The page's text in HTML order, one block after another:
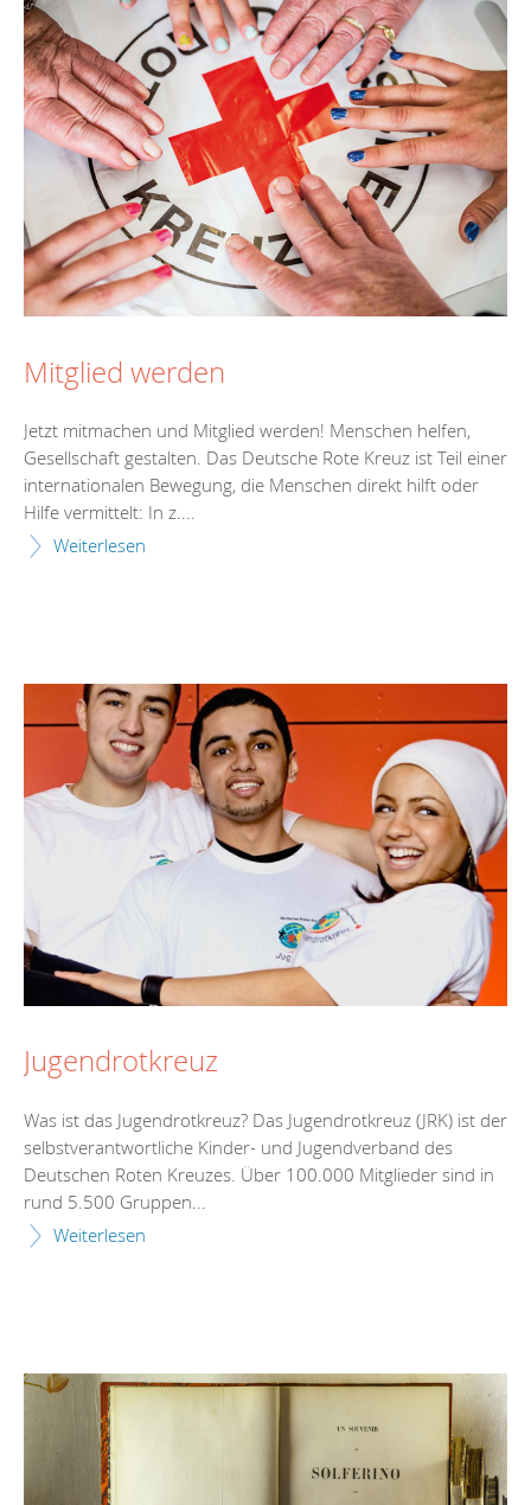
Mitglied werden
Jetzt mitmachen und Mitglied werden! Menschen helfen,
Gesellschaft gestalten. Das Deutsche Rote Kreuz ist Teil einer
internationalen Bewegung, die Menschen direkt hilft oder
Hilfe vermittelt: In z....
Weiterlesen
Jugendrotkreuz
Was ist das Jugendrotkreuz? Das Jugendrotkreuz (JRK) ist der
selbstverantwortliche Kinder- und Jugendverband des
Deutschen Roten Kreuzes. Über 100.000 Mitglieder sind in
rund 5.500 Gruppen...
Weiterlesen